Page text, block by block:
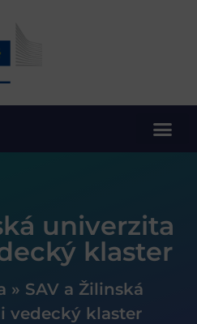
univerzita
klaster
» SAV a Žilinská
vedecký klaster